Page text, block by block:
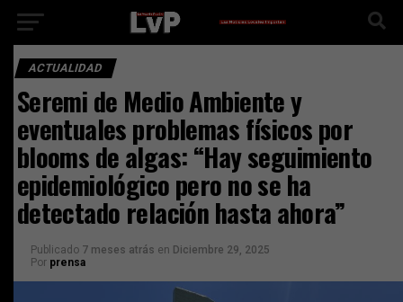
ACTUALIDAD
Seremi de Medio Ambiente y
eventuales problemas físicos por
blooms de algas: “Hay seguimiento
epidemiológico pero no se ha
detectado relación hasta ahora”
Publicado 7 meses atrás en Diciembre 29, 2025
Por prensa